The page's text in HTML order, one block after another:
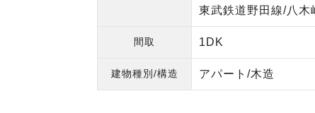
東武鉄道野田線/八木
間取 1DK
建物種別/構造 アパート/木造